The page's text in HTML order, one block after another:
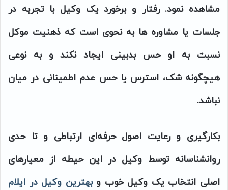
مشاهده نمود. رفتار و برخورد یک وکیل با تجربه در
جلسات یا مشاوره ها به نحوی است که ذهنیت موکل
نسبت به او حس بدبینی ایجاد نکند و به نوعی
هیچگونه شک، استرس یا حس عدم اطمینانی در میان
نباشد.
بکارگیری و رعایت اصول حرفه‌ای ارتباطی و تا حدی
روانشناسانه توسط وکیل در این حیطه از معیارهای
اصلی انتخاب یک وکیل خوب وبهترین وکیل در ایلام